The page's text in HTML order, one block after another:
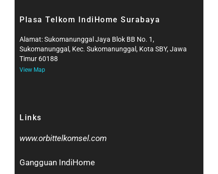
Plasa Telkom IndiHome Surabaya
Alamat: Sukomanunggal Jaya Blok BB No. 1,
Sukomanunggal, Kec. Sukomanunggal, Kota SBY, Jawa
Timur 60188
View Map
Links
www.orbittelkomsel.com
Gangguan IndiHome